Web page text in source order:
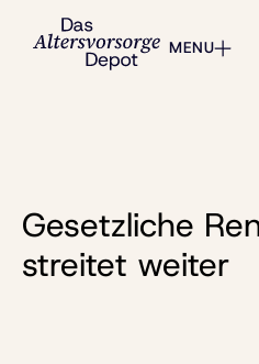
MENU
Gesetzliche
streitet weiter